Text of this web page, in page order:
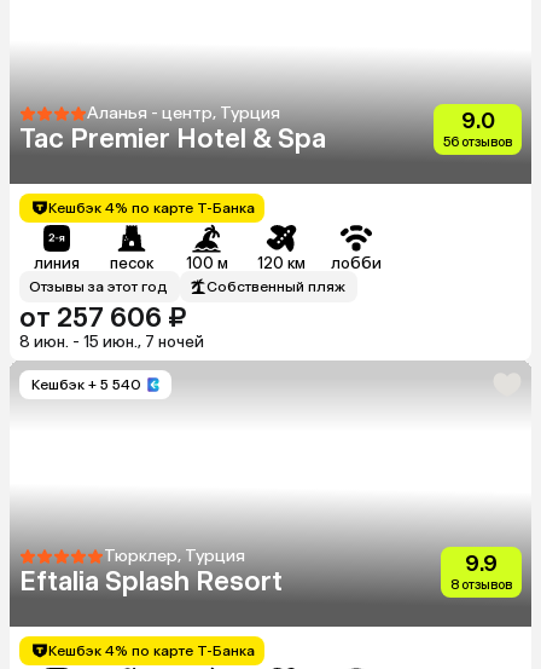
Аланья - центр, Турция
Tac Premier Hotel & Spa
9.0
56 отзывов
Кешбэк 4% по карте Т-Банка
линия песок 100 м 120 км лобби
Отзывы за этот год Собственный пляж
от 257 606 ₽
8 июн. - 15 июн., 7 ночей
Кешбэк + 5 540
Тюрклер, Турция
Eftalia Splash Resort
9.9
8 отзывов
Кешбэк 4% по карте Т-Банка